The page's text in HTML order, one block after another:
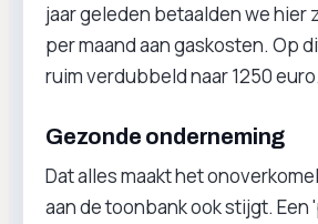
jaar geleden betaalden we hier
per maand aan gaskosten. Op
ruim verdubbeld naar 1250
Gezonde onderneming
Dat alles maakt het
aan de toonbank ook stijgt. Een